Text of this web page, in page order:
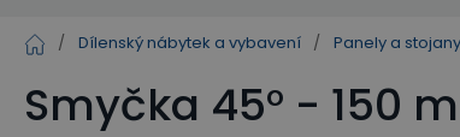
/ Dílenský nábytek a vybavení / Panely a
Smyčka 45° - 150